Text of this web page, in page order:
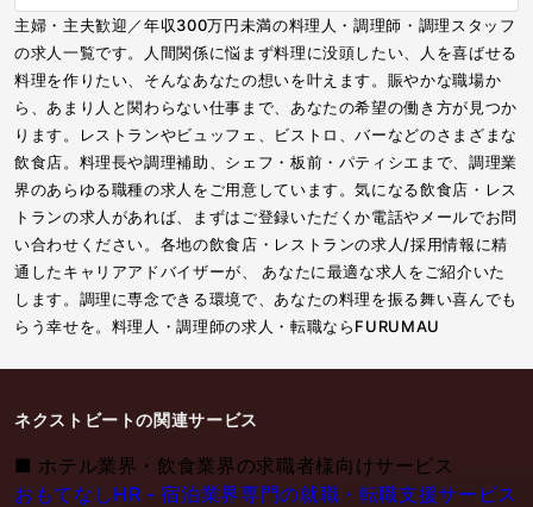
主婦・主夫歓迎／年収300万円未満の料理人・調理師・調理スタッフ
の求人一覧です。人間関係に悩まず料理に没頭したい、人を喜ばせる
料理を作りたい、そんなあなたの想いを叶えます。賑やかな職場か
ら、あまり人と関わらない仕事まで、あなたの希望の働き方が見つか
ります。レストランやビュッフェ、ビストロ、バーなどのさまざまな
飲食店。料理長や調理補助、シェフ・板前・パティシエまで、調理業
界のあらゆる職種の求人をご用意しています。気になる飲食店・レス
トランの求人があれば、まずはご登録いただくか電話やメールでお問
い合わせください。各地の飲食店・レストランの求人/採用情報に精
通したキャリアアドバイザーが、 あなたに最適な求人をご紹介いた
します。調理に専念できる環境で、あなたの料理を振る舞い喜んでも
らう幸せを。料理人・調理師の求人・転職ならFURUMAU
ネクストビートの関連サービス
■ ホテル業界・飲食業界の求職者様向けサービス
おもてなしHR - 宿泊業界専門の就職・転職支援サービス